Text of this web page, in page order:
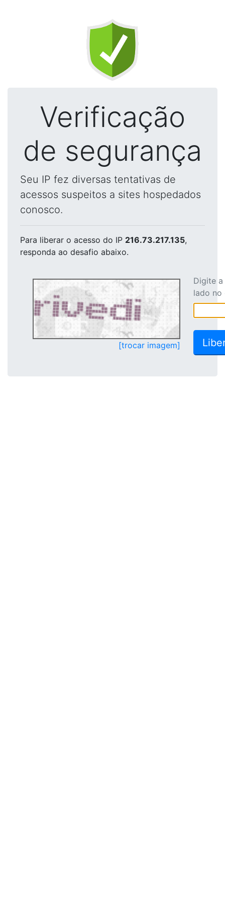
Verificação
de segurança
Seu IP fez diversas tentativas de
acessos suspeitos a sites hospedados
conosco.
Para liberar o acesso do IP 216.73.217.135,
responda ao desafio abaixo.
[trocar imagem]
Digite
lado no